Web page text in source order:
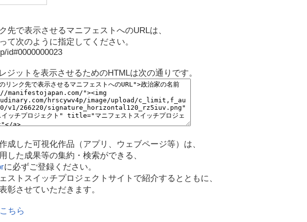
先で表示させるマニフェストへのURLは、
て次のように指定してください。
id#0000000023
ジットを表示させるためのHTMLは次の通りです。
成した可視化作品（アプリ、ウェブページ等）は、
した成果等の集約・検索ができる、
に必ずご登録ください。
ストスイッチプロジェクトサイトで紹介するとともに、
彰させていただきます。
こちら